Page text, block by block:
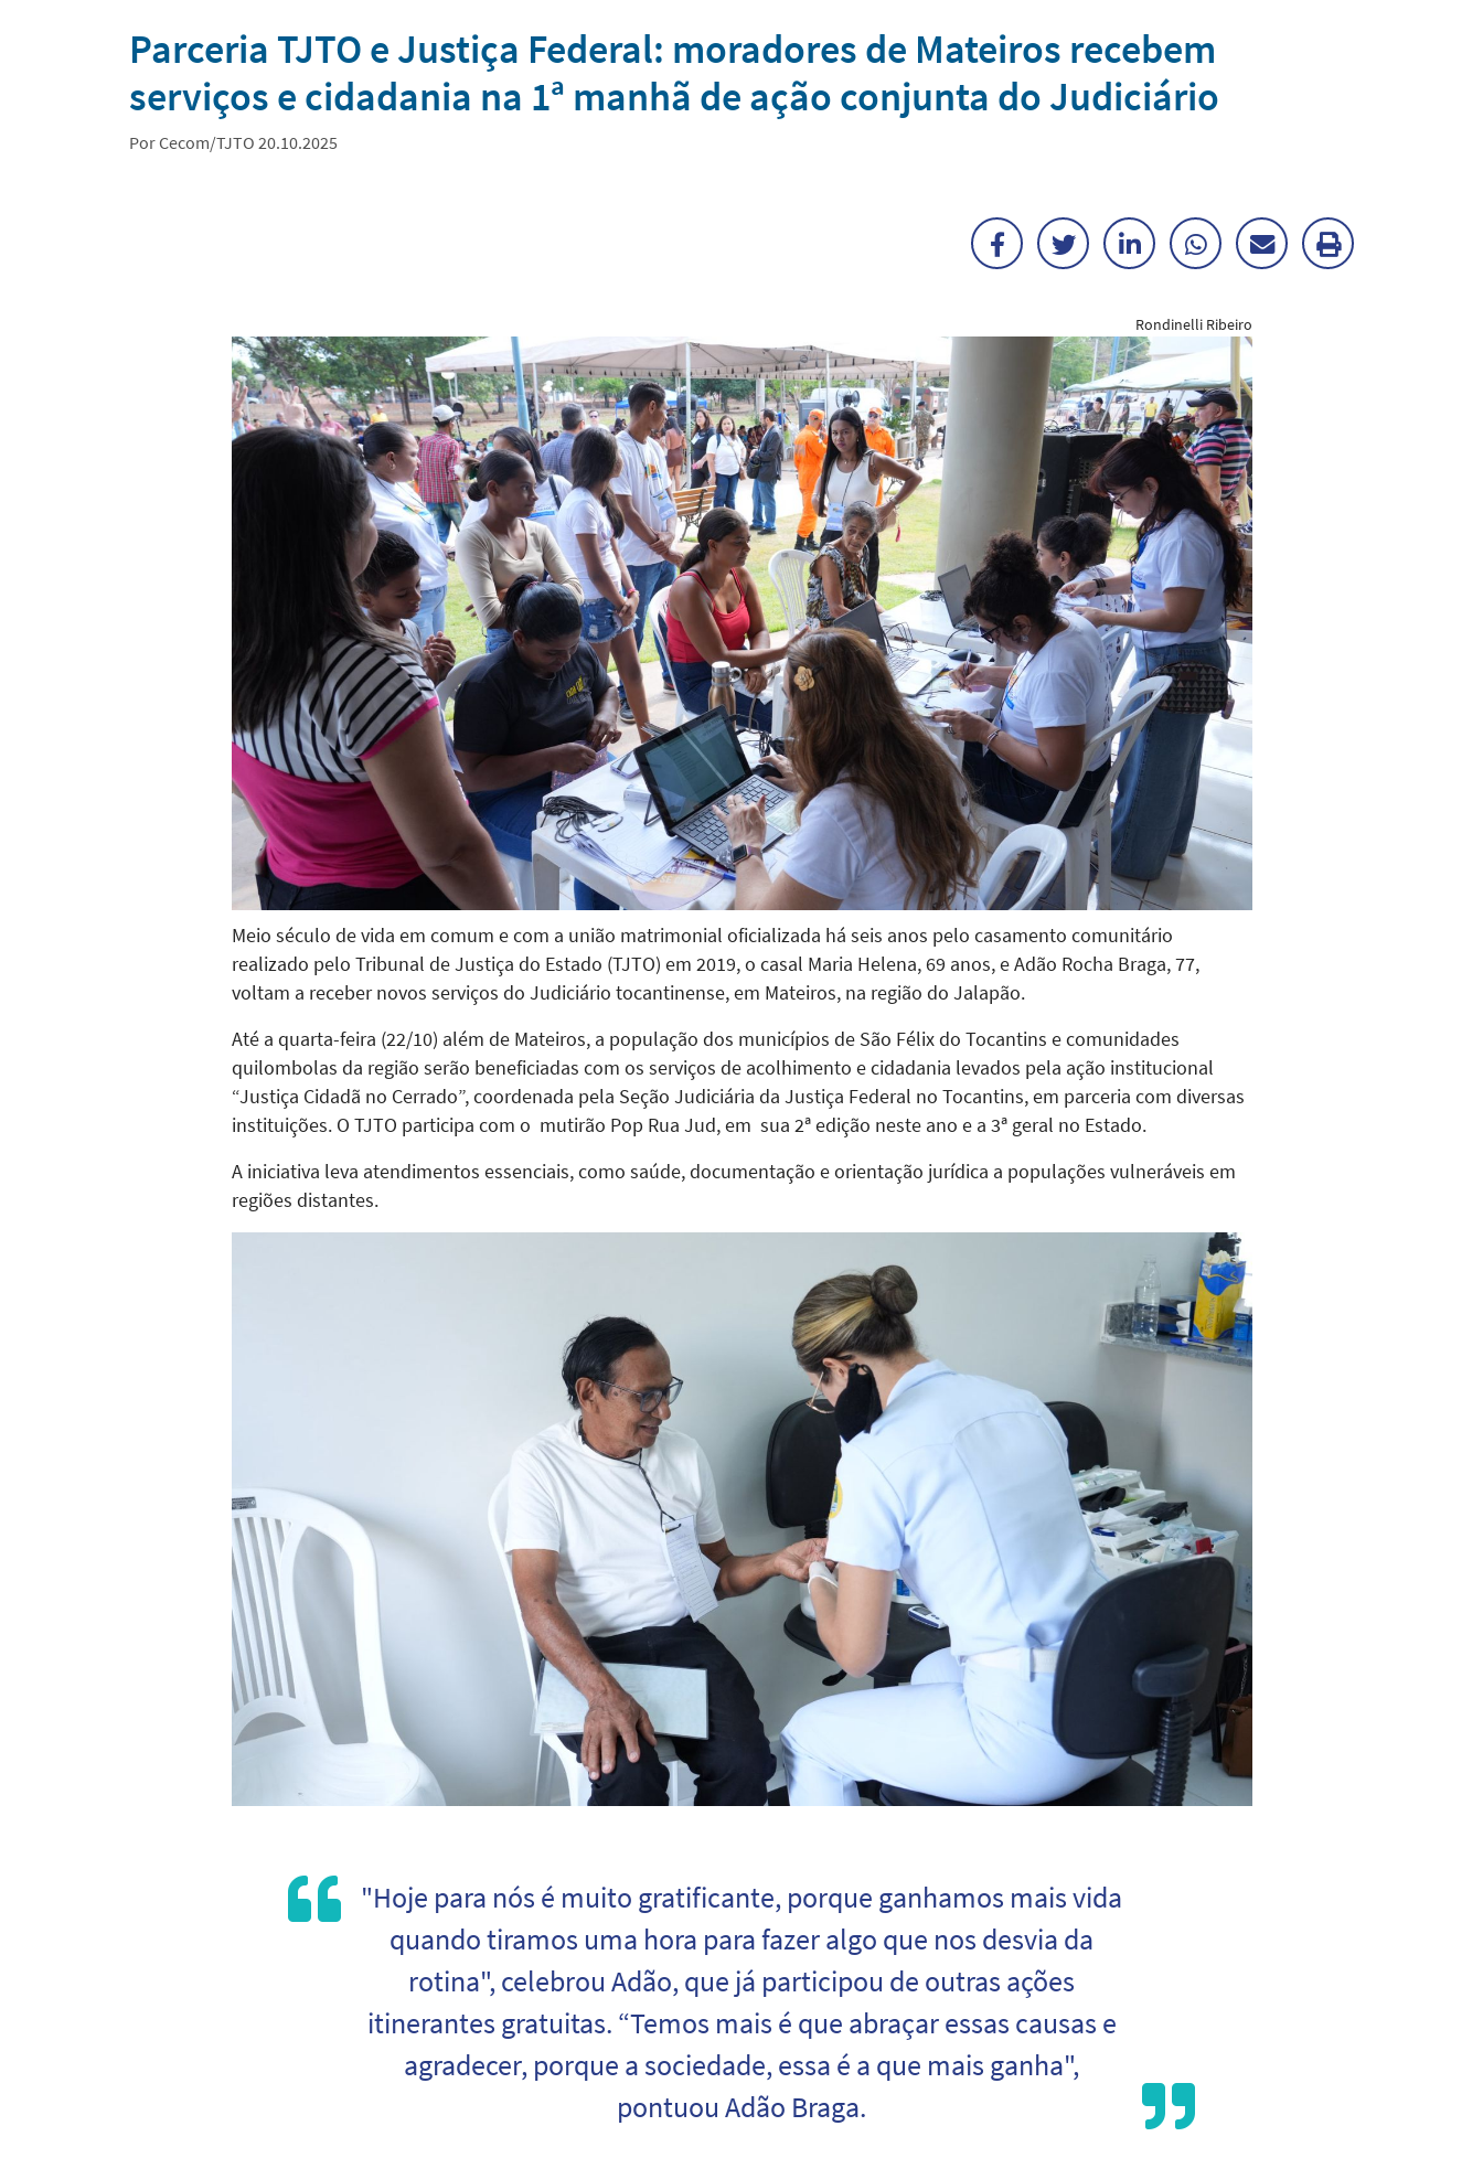
Notícias
Parceria TJTO e Justiça Federal: moradores de Mateiros recebem
serviços e cidadania na 1ª manhã de ação conjunta do Judiciário
Por Cecom/TJTO 20.10.2025
FacebookTwitterLinkedInWhatsAppEnviarImprimir
Rondinelli Ribeiro
Meio século de vida em comum e com a união matrimonial oficializada há seis anos pelo casamento comunitário
realizado pelo Tribunal de Justiça do Estado (TJTO) em 2019, o casal Maria Helena, 69 anos, e Adão Rocha Braga, 77,
voltam a receber novos serviços do Judiciário tocantinense, em Mateiros, na região do Jalapão.
Até a quarta-feira (22/10) além de Mateiros, a população dos municípios de São Félix do Tocantins e comunidades
quilombolas da região serão beneficiadas com os serviços de acolhimento e cidadania levados pela ação institucional
“Justiça Cidadã no Cerrado”, coordenada pela Seção Judiciária da Justiça Federal no Tocantins, em parceria com diversas
instituições. O TJTO participa com o mutirão Pop Rua Jud, em sua 2ª edição neste ano e a 3ª geral no Estado.
A iniciativa leva atendimentos essenciais, como saúde, documentação e orientação jurídica a populações vulneráveis em
regiões distantes.
"Hoje para nós é muito gratificante, porque ganhamos mais vida
quando tiramos uma hora para fazer algo que nos desvia da
rotina", celebrou Adão, que já participou de outras ações
itinerantes gratuitas. “Temos mais é que abraçar essas causas e
agradecer, porque a sociedade, essa é a que mais ganha",
pontuou Adão Braga.